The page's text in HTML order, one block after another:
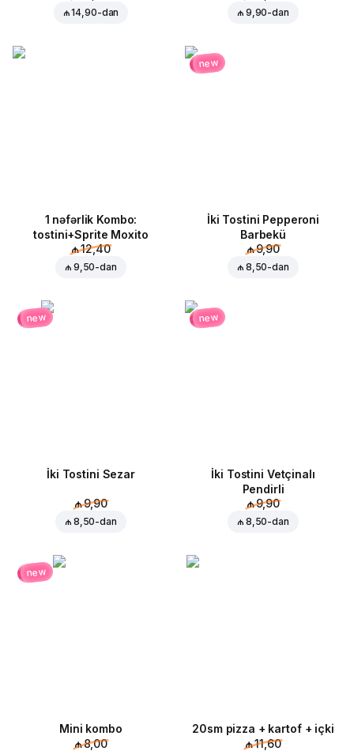
₼ 14,90-dan ₼ 9,90-dan
1 nəfərlik Kombo:
tostini+Sprite Moxito
₼ 12,40
₼ 9,50-dan
new
İki Tostini Pepperoni
Barbekü
₼ 9,90
₼ 8,50-dan
new
İki Tostini Sezar
₼ 9,90
₼ 8,50-dan
new
İki Tostini Vetçinalı
Pendirli
₼ 9,90
₼ 8,50-dan
new
Mini kombo
₼ 8,00
20sm pizza + kartof + içki
₼ 11,60